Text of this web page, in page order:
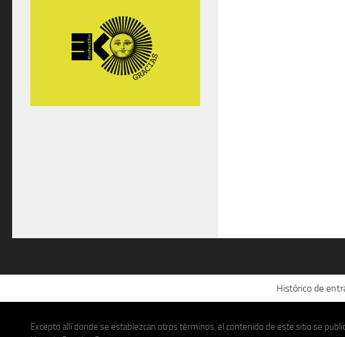
Histórico de
Excepto allí donde se establezcan otros términos, el contenido de este sitio se